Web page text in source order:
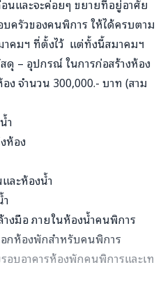
นและจะค่อยๆ ขยายที่อยู่อาศัย
ครัวของคนพิการ ให้ได้ครบตาม
คมฯ ที่ตั้งไว้ แต่ทั้งนี้สมาคมฯ
– อุปกรณ์ ในการก่อสร้างห้อง
จำนวน 300,000.- บาท (สาม
ำ
ห้อง
ละห้องน้ำ
างมือ ภายในห้องน้ำคนพิการ
กห้องพักสำหรับคนพิการ
บอาคารห้องพักคนพิการและเท